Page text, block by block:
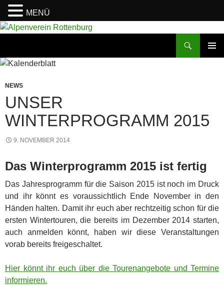
Zum
NEWS
UNSER
WINTERPROGRAMM 2015
9. NOVEMBER 2014
Das Winterprogramm 2015 ist fertig
Das Jahresprogramm für die Saison 2015 ist noch im Druck
und ihr könnt es voraussichtlich Ende November in den
Händen halten. Damit ihr euch aber rechtzeitig schon für die
ersten Wintertouren, die bereits im Dezember 2014 starten,
auch anmelden könnt, haben wir diese Veranstaltungen
vorab bereits freigeschaltet.
Hier könnt ihr euch über die Tourenangebote und Termine
informieren.
MENÜ